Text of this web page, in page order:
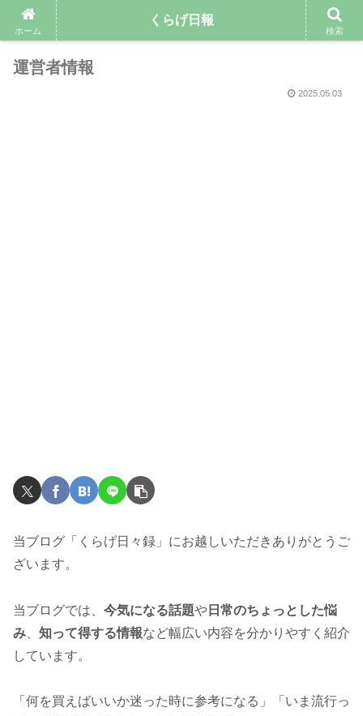
運営者情報
2025.05.03
当ブログ「くらげ日々録」にお越しいただきありがとうご
ざいます。
当ブログでは、 今気になる話題や 日常のちょっとした悩
み
知って得する情報など幅広い内容を分かりやすく紹介
しています。
「何を買えばいいか迷った時に参考になる」「いま流行っ
ホーム
くらげ日報
検索